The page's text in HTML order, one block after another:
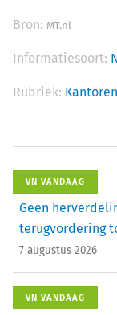
Bron: MT.nl
Informatiesoort:
Rubriek: Kantoren
VN VANDAAG
Geen
terugvordering
7 augustus 2026
VN VANDAAG